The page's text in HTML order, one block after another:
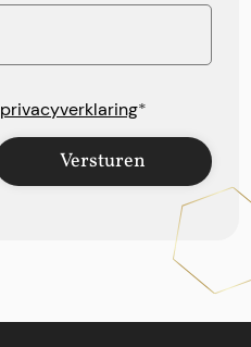
privacyverklaring*
Versturen